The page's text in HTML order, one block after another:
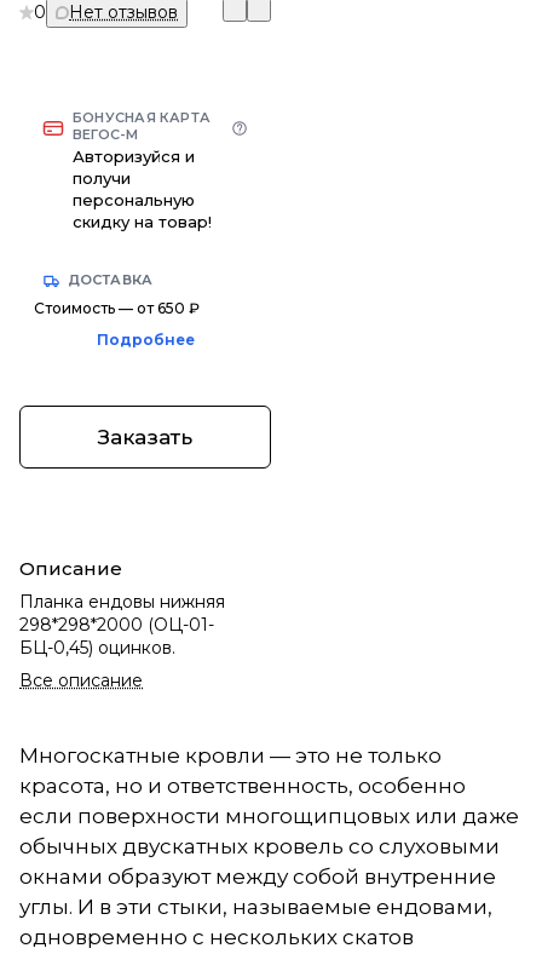
0 Нет отзывов
БОНУСНАЯ КАРТА
ВЕГОС-М
Авторизуйся и
получи
персональную
скидку на товар!
ДОСТАВКА
Стоимость — от 650 ₽
Подробнее
Заказать
Описание
Планка ендовы нижняя
298*298*2000 (ОЦ-01-
БЦ-0,45) оцинков.
Все описание
Многоскатные кровли — это не только
красота, но и ответственность, особенно
если поверхности многощипцовых или даже
обычных двускатных кровель со слуховыми
окнами образуют между собой внутренние
углы. И в эти стыки, называемые ендовами,
одновременно с нескольких скатов